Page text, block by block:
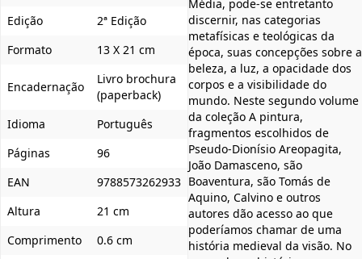
Edição
2ª Edição
Formato
13 X 21 cm
Encadernação
Livro brochura
(paperback)
Idioma
Português
Páginas
96
EAN
9788573262933
Altura
21 cm
Comprimento
0.6 cm
Média, pode-se entretanto
discernir, nas categorias
metafísicas e teológicas da
época, suas concepções sobre a
beleza, a luz, a opacidade dos
corpos e a visibilidade do
mundo. Neste segundo volume
da coleção A pintura,
fragmentos escolhidos de
Pseudo-Dionísio Areopagita,
João Damasceno, são
Boaventura, são Tomás de
Aquino, Calvino e outros
autores dão acesso ao que
poderíamos chamar de uma
história medieval da visão. No